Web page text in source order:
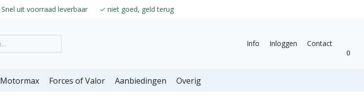
Snel uit voorraad leverbaar ✓ niet goed, geld terug
Info Inloggen
Contact
0
Motormax Forces of Valor Aanbiedingen Overig